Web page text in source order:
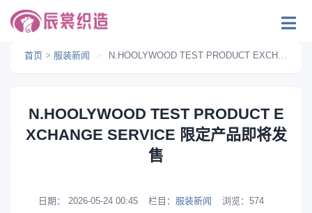
首页 > 服装新闻 > N.HOOLYWOOD TEST PRODUCT EXCHANGE SERVICE 限定产品即将发售
N.HOOLYWOOD TEST PRODUCT E
XCHANGE SERVICE 限定产品即将发
售
日期： 2026-05-24 00:45 栏目： 服装新闻 浏览： 574